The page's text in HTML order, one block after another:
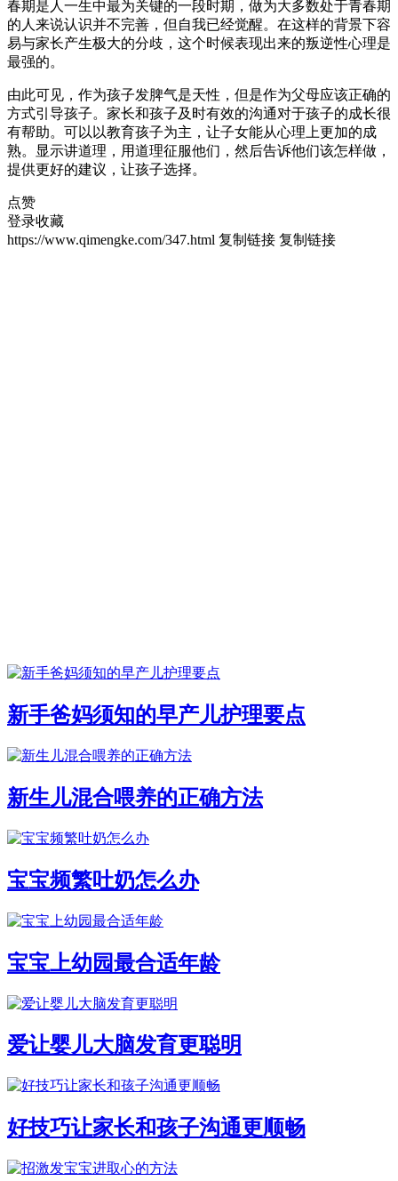
春期是人一生中最为关键的一段时期，做为大多数处于青春期
的人来说认识并不完善，但自我已经觉醒。在这样的背景下容
易与家长产生极大的分歧，这个时候表现出来的叛逆性心理是
最强的。
由此可见，作为孩子发脾气是天性，但是作为父母应该正确的
方式引导孩子。家长和孩子及时有效的沟通对于孩子的成长很
有帮助。可以以教育孩子为主，让子女能从心理上更加的成
熟。显示讲道理，用道理征服他们，然后告诉他们该怎样做，
提供更好的建议，让孩子选择。
点赞
登录收藏
https://www.qimengke.com/347.html 复制链接 复制链接
新手爸妈须知的早产儿护理要点
新生儿混合喂养的正确方法
宝宝频繁吐奶怎么办
宝宝上幼园最合适年龄
爱让婴儿大脑发育更聪明
好技巧让家长和孩子沟通更顺畅